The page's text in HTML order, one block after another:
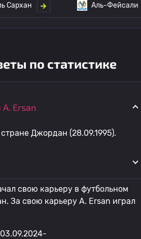
Сархан Аль-Фейсали
по статистике
Ersan
Джордан (28.09.1995).
свою карьеру в футбольном
За свою карьеру A. Ersan играл